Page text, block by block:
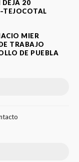
20
MIER
TRABAJO
DE PUEBLA